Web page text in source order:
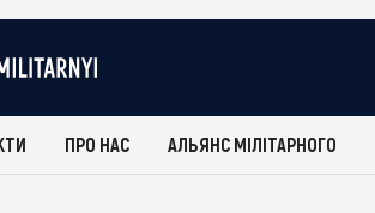
ПРО НАС АЛЬЯНС МІЛІТАРНОГО